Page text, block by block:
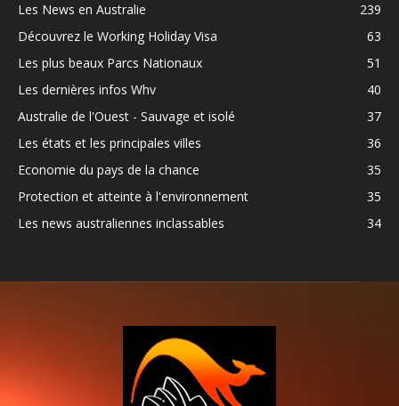
Les News en Australie
239
Découvrez le Working Holiday Visa
63
Les plus beaux Parcs Nationaux
51
Les dernières infos Whv
40
Australie de l'Ouest - Sauvage et isolé
37
Les états et les principales villes
36
Economie du pays de la chance
35
Protection et atteinte à l'environnement
35
Les news australiennes inclassables
34